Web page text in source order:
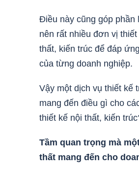
Điều này cũng góp phần
nên rất nhiều đơn vị
thất, kiến trúc để đáp
của từng doanh nghiệp.
Vậy một dịch vụ thiết kế
mang đến điều gì cho
thiết kế nội thất, kiến
Tầm quan trọng mà
thất mang đến cho